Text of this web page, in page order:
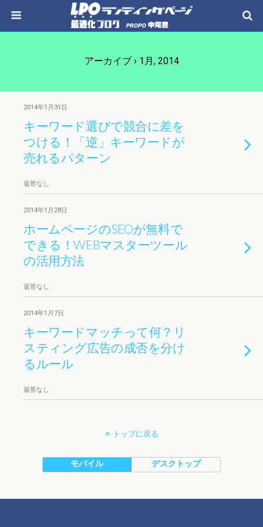
アーカイブ › 1月, 2014
2014年1月31日
キーワード選びで競合に差を
つける！「逆」キーワードが
売れるパターン
返答なし
2014年1月28日
ホームページのSEOが無料で
できる！WEBマスターツール
の活用方法
返答なし
2014年1月7日
キーワードマッチって何？リ
スティング広告の成否を分け
るルール
返答なし
トップに戻る
モバイル デスクトップ